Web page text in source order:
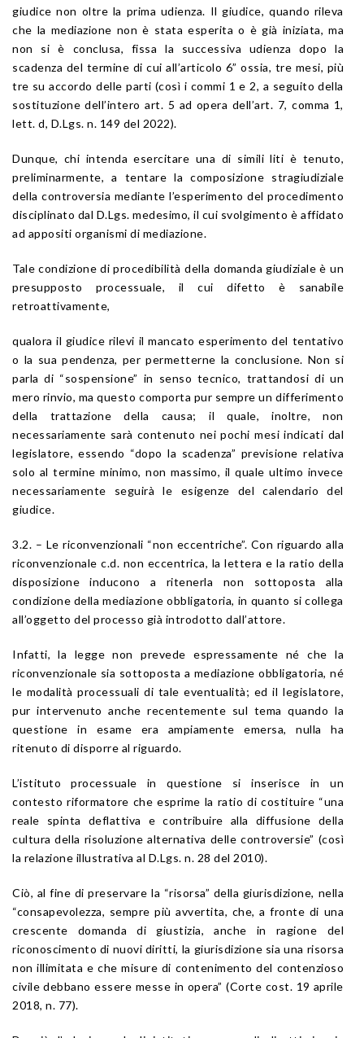
giudice non oltre la prima udienza. Il giudice, quando rileva
che la mediazione non è stata esperita o è già iniziata, ma
non si è conclusa, fissa la successiva udienza dopo la
scadenza del termine di cui all’articolo 6” ossia, tre mesi, più
tre su accordo delle parti (così i commi 1 e 2, a seguito della
sostituzione dell’intero art. 5 ad opera dell’art. 7, comma 1,
lett. d, D.Lgs. n. 149 del 2022).
Dunque, chi intenda esercitare una di simili liti è tenuto,
preliminarmente, a tentare la composizione stragiudiziale
della controversia mediante l’esperimento del procedimento
disciplinato dal D.Lgs. medesimo, il cui svolgimento è affidato
ad appositi organismi di mediazione.
Tale condizione di procedibilità della domanda giudiziale è un
presupposto processuale, il cui difetto è sanabile
retroattivamente,
qualora il giudice rilevi il mancato esperimento del tentativo
o la sua pendenza, per permetterne la conclusione. Non si
parla di “sospensione” in senso tecnico, trattandosi di un
mero rinvio, ma questo comporta pur sempre un differimento
della trattazione della causa; il quale, inoltre, non
necessariamente sarà contenuto nei pochi mesi indicati dal
legislatore, essendo “dopo la scadenza” previsione relativa
solo al termine minimo, non massimo, il quale ultimo invece
necessariamente seguirà le esigenze del calendario del
giudice.
3.2. – Le riconvenzionali “non eccentriche”. Con riguardo alla
riconvenzionale c.d. non eccentrica, la lettera e la ratio della
disposizione inducono a ritenerla non sottoposta alla
condizione della mediazione obbligatoria, in quanto si collega
all’oggetto del processo già introdotto dall’attore.
Infatti, la legge non prevede espressamente né che la
riconvenzionale sia sottoposta a mediazione obbligatoria, né
le modalità processuali di tale eventualità; ed il legislatore,
pur intervenuto anche recentemente sul tema quando la
questione in esame era ampiamente emersa, nulla ha
ritenuto di disporre al riguardo.
L’istituto processuale in questione si inserisce in un
contesto riformatore che esprime la ratio di costituire “una
reale spinta deflattiva e contribuire alla diffusione della
cultura della risoluzione alternativa delle controversie” (così
la relazione illustrativa al D.Lgs. n. 28 del 2010).
Ciò, al fine di preservare la “risorsa” della giurisdizione, nella
“consapevolezza, sempre più avvertita, che, a fronte di una
crescente domanda di giustizia, anche in ragione del
riconoscimento di nuovi diritti, la giurisdizione sia una risorsa
non illimitata e che misure di contenimento del contenzioso
civile debbano essere messe in opera” (Corte cost. 19 aprile
2018, n. 77).